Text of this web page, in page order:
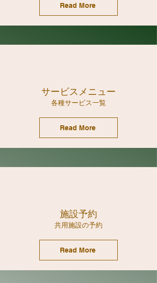
Read More
サービスメニュー
​各種サービス一覧
Read More
施設予約
​共用施設の予約
Read More